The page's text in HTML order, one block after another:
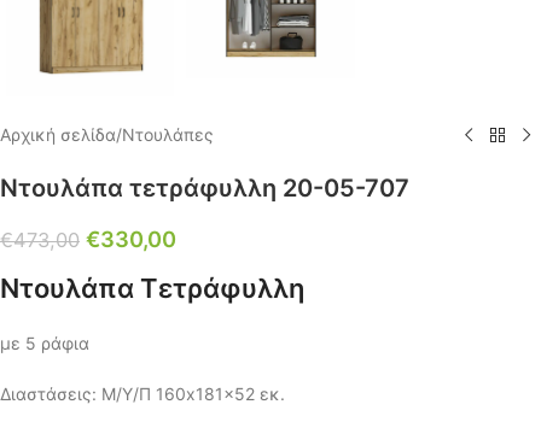
Αρχική σελίδα/Ντουλάπες
Ντουλάπα τετράφυλλη 20-05-707
€473,00 €330,00
Ντουλάπα Τετράφυλλη
με 5 ράφια
Διαστάσεις: Μ/Υ/Π 160x181x52 εκ.